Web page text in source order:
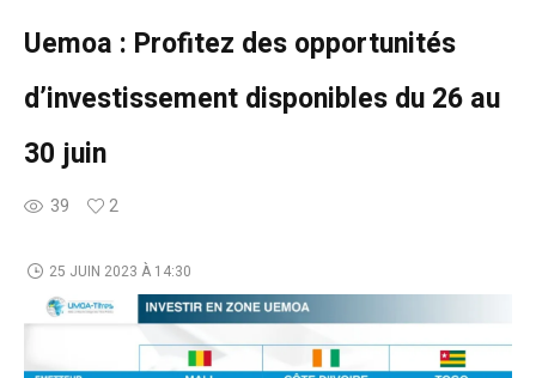
Uemoa : Profitez des opportunités
d’investissement disponibles du 26 au
30 juin
39 2
25 JUIN 2023 À 14:30